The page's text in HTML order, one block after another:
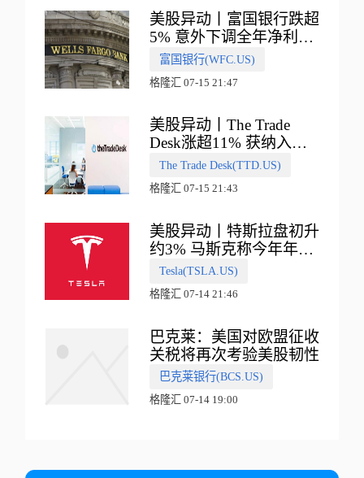
美股异动丨富国银行跌超
5% 意外下调全年净利息
收入指引
富国银行(WFC.US)
格隆汇 07-15 21:47
美股异动丨The Trade
Desk涨超11% 获纳入标
普500指数
The Trade Desk(TTD.US)
格隆汇 07-15 21:43
美股异动丨特斯拉盘初升
约3% 马斯克称今年年底
会有‘史诗级震撼’的演示
Tesla(TSLA.US)
格隆汇 07-14 21:46
巴克莱：美国对欧盟征收
关税将再次考验美股韧性
巴克莱银行(BCS.US)
格隆汇 07-14 19:00